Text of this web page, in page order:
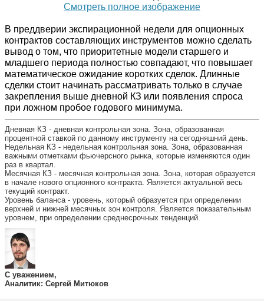
Смотреть полное изображение
В преддверии экспирационной недели для опционных
контрактов составляющих инструментов можно сделать
вывод о том, что приоритетные модели старшего и
младшего периода полностью совпадают, что повышает
математическое ожидание коротких сделок. Длинные
сделки стоит начинать рассматривать только в случае
закрепления выше дневной КЗ или появления спроса
при ложном пробое годового минимума.
Дневная КЗ - дневная контрольная зона. Зона, образованная
процентной ставкой по данному инструменту на сегодняшний день.
Недельная КЗ - недельная контрольная зона. Зона, образованная
важными отметками фьючерсного рынка, которые изменяются один
раз в квартал.
Месячная КЗ - месячная контрольная зона. Зона, которая образуется
в начале нового опционного контракта. Является актуальной весь
текущий контракт.
Уровень баланса - уровень, который образуется при определении
верхней и нижней месячных зон контроля. Является показательным
уровнем, при определении среднесрочных тенденций.
С уважением,
Аналитик: Сергей Митюков